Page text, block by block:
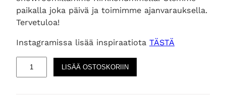
paikalla joka päivä ja toimimme ajanvarauksella.
Tervetuloa!
Instagramissa lisää inspiraatiota TÄSTÄ
LISÄÄ OSTOSKORIIN